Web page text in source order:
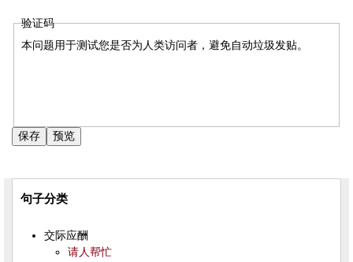
验证码
本问题用于测试您是否为人类访问者，避免自动垃圾发贴。
句子分类
交际应酬
请人帮忙